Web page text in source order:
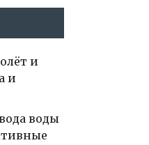
и
и
воды